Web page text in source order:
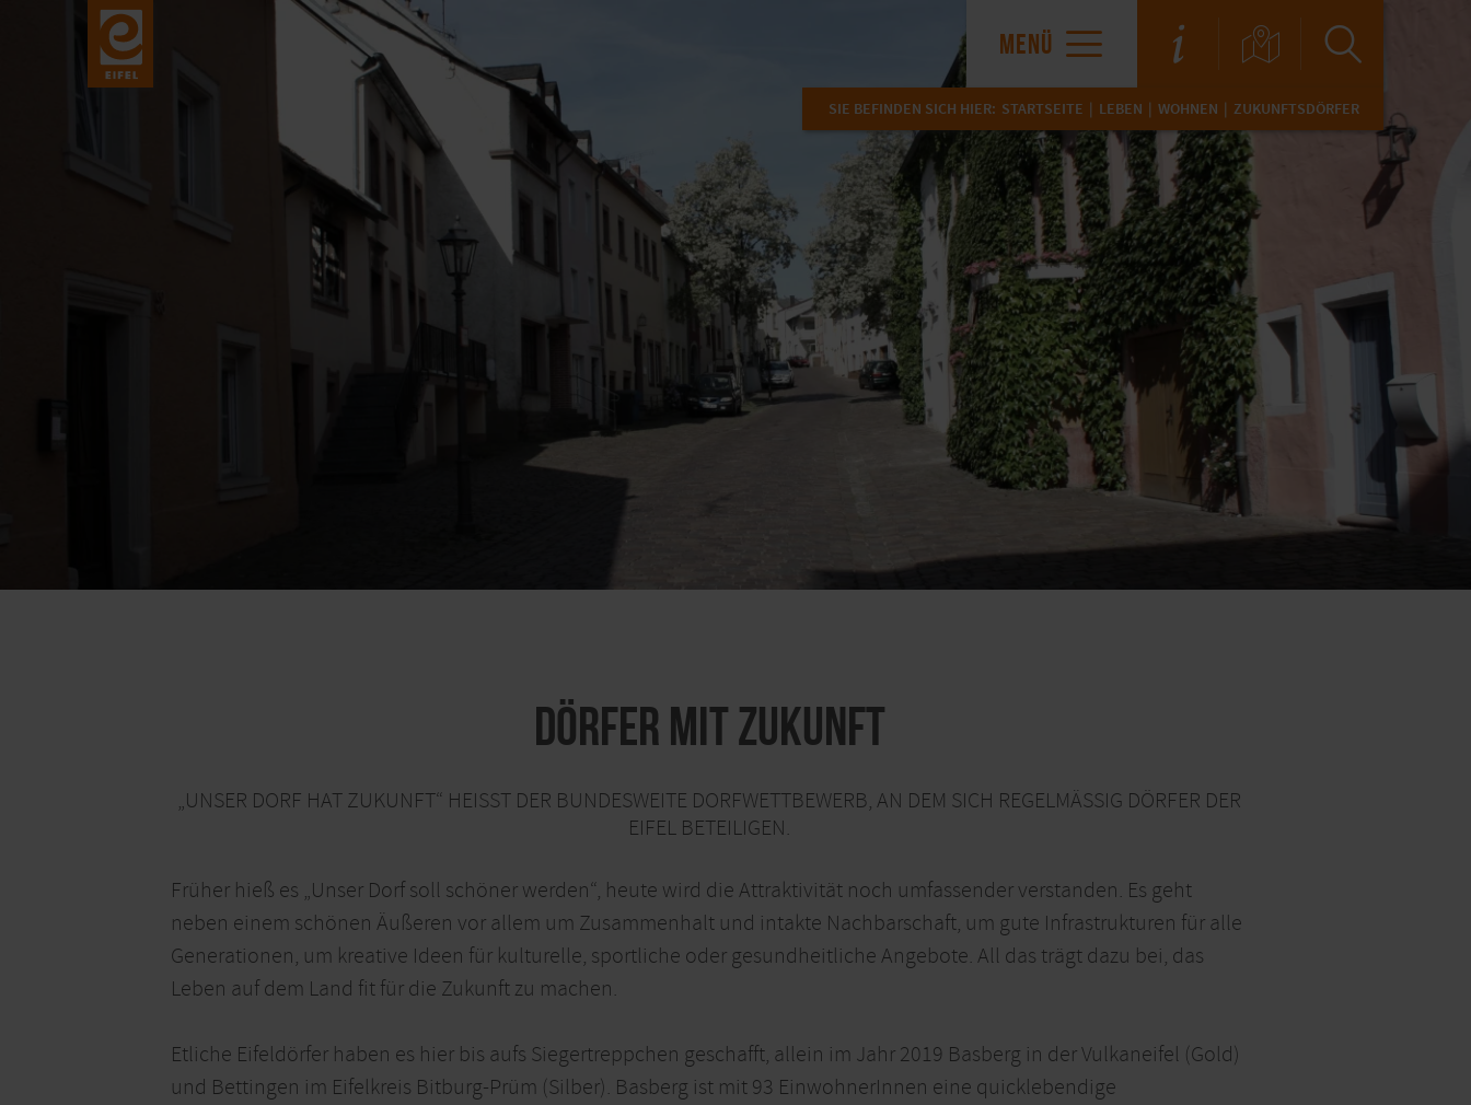
MENÜ
SIE BEFINDEN SICH HIER: STARTSEITE LEBEN WOHNEN ZUKUNFTSDÖRFER
Dörfer mit Zukunft
„UNSER DORF HAT ZUKUNFT“ HEISST DER BUNDESWEITE DORFWETTBEWERB, AN DEM SICH REGELMÄSSIG DÖRFER DER EI
FEL BETEILIGEN.
Früher hieß es „Unser Dorf soll schöner werden“, heute wird die Attraktivität noch umfassender verstanden. Es geht
neben einem schönen Äußeren vor allem um Zusammenhalt und intakte Nachbarschaft, um gute Infrastrukturen für alle
Generationen, um kreative Ideen für kulturelle, sportliche oder gesundheitliche Angebote. All das trägt dazu bei, das
Leben auf dem Land fit für die Zukunft zu machen.
Etliche Eifeldörfer haben es hier bis aufs Siegertreppchen geschafft, allein im Jahr 2019 Basberg in der Vulkaneifel (Gold)
und Bettingen im Eifelkreis Bitburg-Prüm (Silber). Basberg ist mit 93 EinwohnerInnen eine quicklebendige